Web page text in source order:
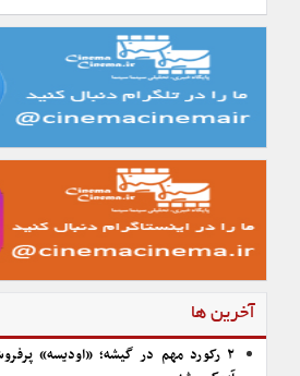
آخرین ها
۲ رکورد مهم در گیشه؛ «اودیسه»